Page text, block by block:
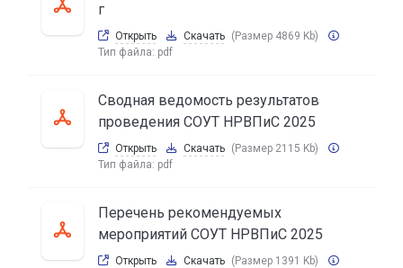
г
Открыть Скачать (Размер 4869 Kb)
Тип файла: pdf
Сводная ведомость результатов
проведения СОУТ НРВПиС 2025
Открыть Скачать (Размер 2115 Kb)
Тип файла: pdf
Перечень рекомендуемых
мероприятий СОУТ НРВПиС 2025
Открыть Скачать (Размер 1391 Kb)